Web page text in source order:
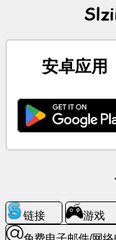
聊
基
百
安卓应用
链接 游戏